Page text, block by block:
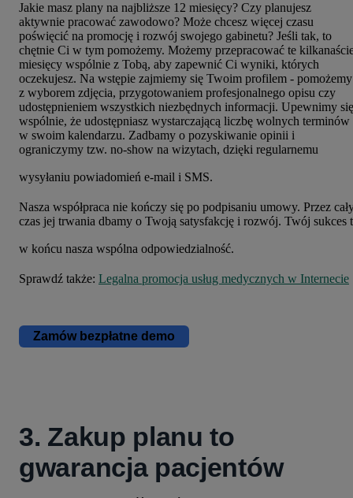
Jakie masz plany na najbliższe 12 miesięcy? Czy planujesz
aktywnie pracować zawodowo? Może chcesz więcej czasu
poświęcić na promocję i rozwój swojego gabinetu? Jeśli tak, to
chętnie Ci w tym pomożemy. Możemy przepracować te
miesięcy wspólnie z Tobą, aby zapewnić Ci wyniki, których
oczekujesz. Na wstępie zajmiemy się Twoim profilem - pomożemy
z wyborem zdjęcia, przygotowaniem profesjonalnego opisu czy
udostępnieniem wszystkich niezbędnych informacji. Upewnimy się
wspólnie, że udostępniasz wystarczającą liczbę wolnych terminów
w swoim kalendarzu. Zadbamy o pozyskiwanie opinii i
ograniczymy tzw. no-show na wizytach, dzięki regularnemu
wysyłaniu powiadomień e-mail i SMS.
Nasza współpraca nie kończy się po podpisaniu umowy. Przez
czas jej trwania dbamy o Twoją satysfakcję i rozwój. Twój sukces
w końcu nasza wspólna odpowiedzialność.
Sprawdź także: Legalna promocja usług medycznych w Internecie
Zamów bezpłatne demo
3. Zakup planu to
gwarancja pacjentów